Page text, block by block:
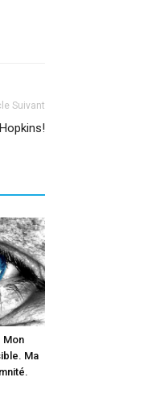
Suivant
Mon
Ma